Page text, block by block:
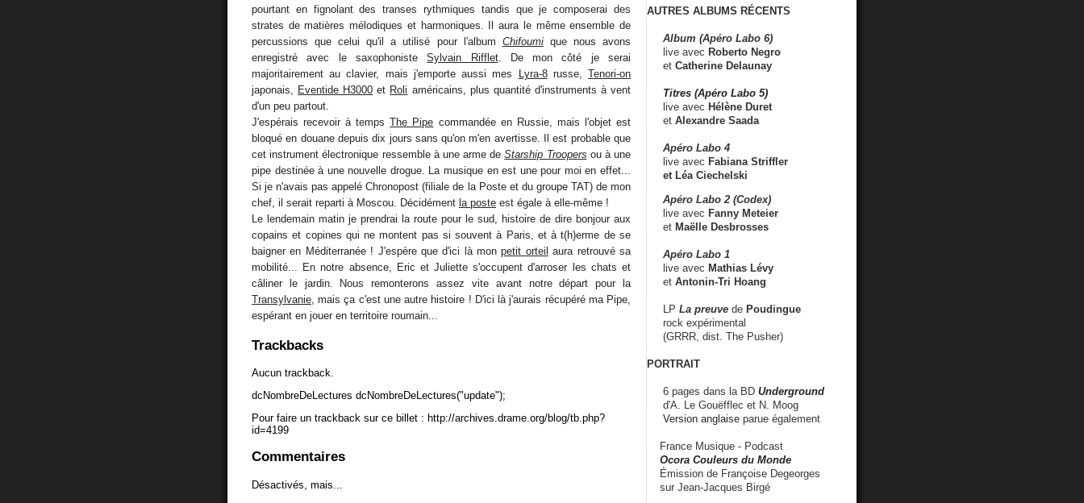
pourtant en fignolant des transes rythmiques tandis que je composerai des
strates de matières mélodiques et harmoniques. Il aura le même ensemble de
percussions que celui qu'il a utilisé pour l'album Chifoumique nous avons
enregistré avec le saxophonisteSylvain Rifflet. De mon côté je serai
majoritairement au clavier, mais j'emporte aussi mes
Lyra-8russe,Tenori-on
japonais,
Eventide H3000 et Roli américains, plus quantité d'instruments à vent
d'un peu partout.
J'espérais recevoir à tempsThe Pipe commandée en Russie, mais l'objet est
bloqué en douane depuis dix jours sans qu'on m'en avertisse. Il est probable que
cet instrument électronique ressemble à une arme deStarship Troopers ou à une
pipe destinée à une nouvelle drogue. La musique en est une pour moi en effet...
Si je n'avais pas appelé Chronopost (filiale de la Poste et du groupe TAT) de mon
chef, il serait reparti à Moscou. Décidément la poste est égale à elle-même !
Le lendemain matin je prendrai la route pour le sud, histoire de dire bonjour aux
copains et copines qui ne montent pas si souvent à Paris, et à t(h)erme de se
baigner en Méditerranée ! J'espère que d'ici là monpetit orteil aura retrouvé sa
mobilité... En notre absence, Eric et Juliette s'occupent d'arroser les chats et
câliner le jardin. Nous remonterons assez vite avant notre départ pour la
Transylvanie , mais ça c'est une autre histoire ! D'ici là j'aurais récupéré ma Pipe,
espérant en jouer en territoire roumain...
Trackbacks
Aucun trackback.
dcNombreDeLectures dcNombreDeLectures("update");
Pour faire un trackback sur ce billet : http://archives.drame.org/blog/tb.php?
id=4199
Commentaires
Désactivés, mais...
AUTRES ALBUMS RÉCENTS
Album (Apéro Labo 6)
live avec Roberto Negro
et Catherine Delaunay
Titres (Apéro Labo 5)
live avec Hélène Duret
et Alexandre Saada
Apéro Labo 4
live avec Fabiana Striffler
et Léa Ciechelski
Apéro Labo 2 (Codex)
live avec Fanny Meteier
et Maëlle Desbrosses
Apéro Labo 1
live avec Mathias Lévy
et Antonin-Tri Hoang
LP La preuve de Poudingue
rock expérimental
(GRRR, dist. The Pusher)
PORTRAIT
6 pages dans la BD Underground
d'A. Le Gouëfflec et N. Moog
Version anglaise parue également
France Musique - Podcast
Ocora Couleurs du Monde
Émission de Françoise Degeorges
sur Jean-Jacques Birgé